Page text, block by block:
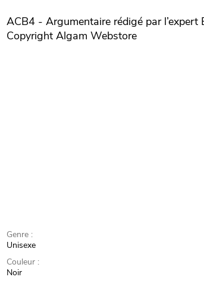
ACB4 - Argumentaire rédigé par l’expert
Copyright Algam Webstore
Genre :
Unisexe
Couleur :
Noir